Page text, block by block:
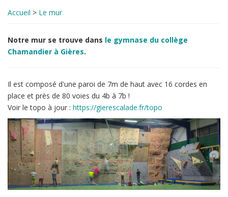
Accueil > Le mur
Notre mur se trouve dans le gymnase du collège
Chamandier à Gières.
Il est composé d'une paroi de 7m de haut avec 16 cordes en
place et près de 80 voies du 4b à 7b !
Voir le topo à jour : https://gierescalade.fr/topo